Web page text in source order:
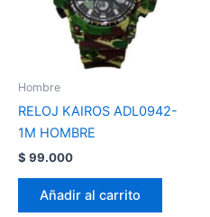
Hombre
RELOJ KAIROS ADL0942-
1M HOMBRE
$ 99.000
Añadir al carrito